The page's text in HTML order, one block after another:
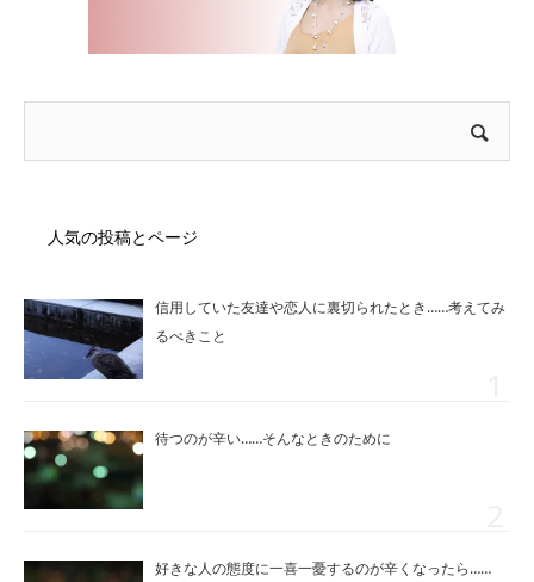
人気の投稿とページ
信用していた友達や恋人に裏切られたとき……考えてみ
るべきこと
待つのが辛い……そんなときのために
好きな人の態度に一喜一憂するのが辛くなったら……